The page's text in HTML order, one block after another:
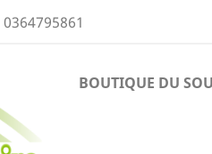
0364795861
BOUTIQUE DU